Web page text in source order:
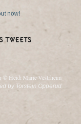
now!
TWEETS
© Heidi Marie Vestrheim
by Torstein Opperud